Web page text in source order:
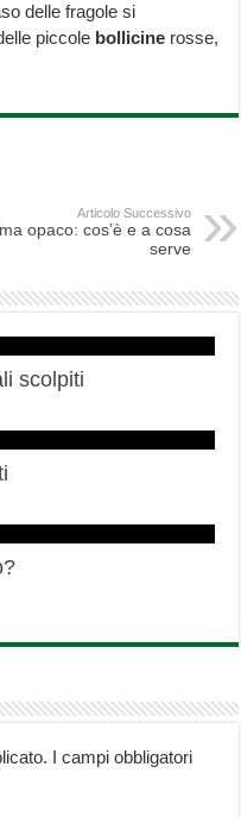
delle fragole si
piccole bollicine rosse,
Articolo Successivo
opaco: cos’è e a cosa
serve
scolpiti
I campi obbligatori